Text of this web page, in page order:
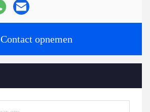
Contact opnemen